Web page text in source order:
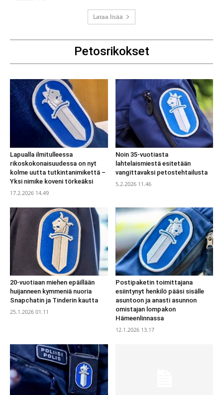
Lataa lisää
Petosrikokset
Lapualla ilmitulleessa
rikoskokonaisuudessa on nyt
kolme uutta tutkintanimikettä –
Yksi nimike koveni törkeäksi
17.2.2026 14.49
Noin 35-vuotiasta
lahtelaismiestä esitetään
vangittavaksi petostehtailusta
5.2.2026 11.46
20-vuotiaan miehen epäillään
huijanneen kymmeniä nuoria
Snapchatin ja Tinderin kautta
25.1.2026 01.11
Postipaketin toimittajana
esiintynyt henkilö pääsi sisälle
asuntoon ja anasti asunnon
omistajan lompakon
Hämeenlinnassa
12.1.2026 13.17